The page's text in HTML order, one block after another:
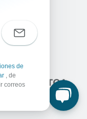
de
, de
correos